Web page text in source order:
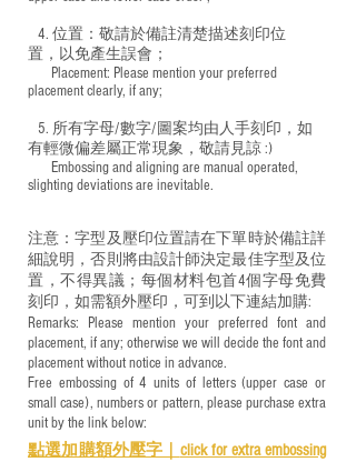
4. 位置：敬請於備註清楚描述刻印位
置，以免產生誤會；
​ Placement: Please mention your preferred
placement clearly, if any;
5. 所有字母/數字/圖案均由人手刻印，如
有輕微偏差屬正常現象，敬請見諒 :)
​ Embossing and aligning are manual operated,
slighting deviations are inevitable.
注意：字型及壓印位置請在下單時於備註詳
細說明，否則將由設計師決定最佳字型及位
置，不得異議；每個材料包首4個字母免費
刻印，如需額外壓印，可到以下連結加購:
Remarks: Please mention your preferred font and
placement, if any; otherwise we will decide the font and
placement without notice in advance.
Free embossing of 4 units of letters (upper case or
small case), numbers or pattern, please purchase extra
unit by the link below:
點選加購額外壓字｜ click for extra embossing